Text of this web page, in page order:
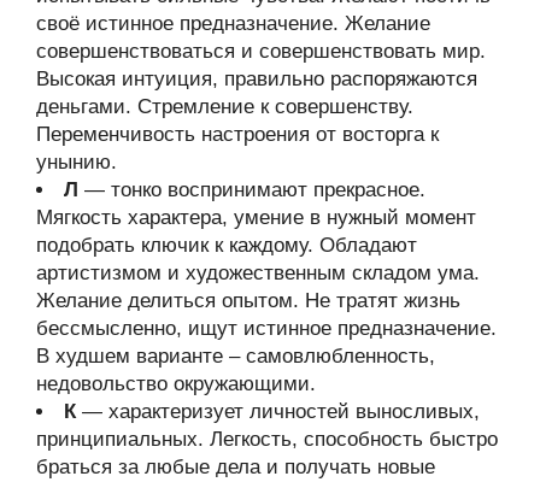
своё истинное предназначение. Желание
совершенствоваться и совершенствовать мир.
Высокая интуиция, правильно распоряжаются
деньгами. Стремление к совершенству.
Переменчивость настроения от восторга к
унынию.
Л — тонко воспринимают прекрасное.
Мягкость характера, умение в нужный момент
подобрать ключик к каждому. Обладают
артистизмом и художественным складом ума.
Желание делиться опытом. Не тратят жизнь
бессмысленно, ищут истинное предназначение.
В худшем варианте – самовлюбленность,
недовольство окружающими.
К— характеризует личностей выносливых,
принципиальных. Легкость, способность быстро
браться за любые дела и получать новые